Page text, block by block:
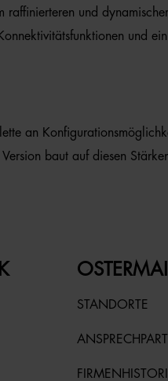
und
und
an
baut auf diesen
STANDORTE